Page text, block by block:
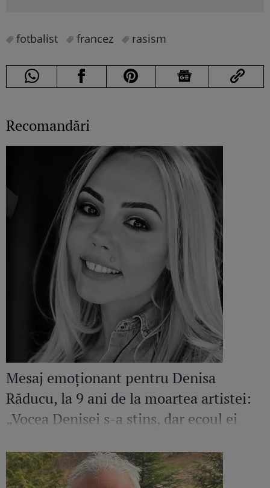
fotbalist francez rasism
Recomandări
Mesaj emoționant pentru Denisa
Răducu, la 9 ani de la moartea artistei:
„Vocea Denisei s-a stins, dar ecoul ei